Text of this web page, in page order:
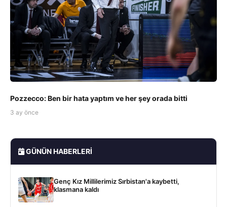
Pozzecco: Ben bir hata yaptım ve her şey orada bitti
3 ay önce
GÜNÜN HABERLERI
Genç Kız Millilerimiz Sırbistan'a kaybetti,
klasmana kaldı